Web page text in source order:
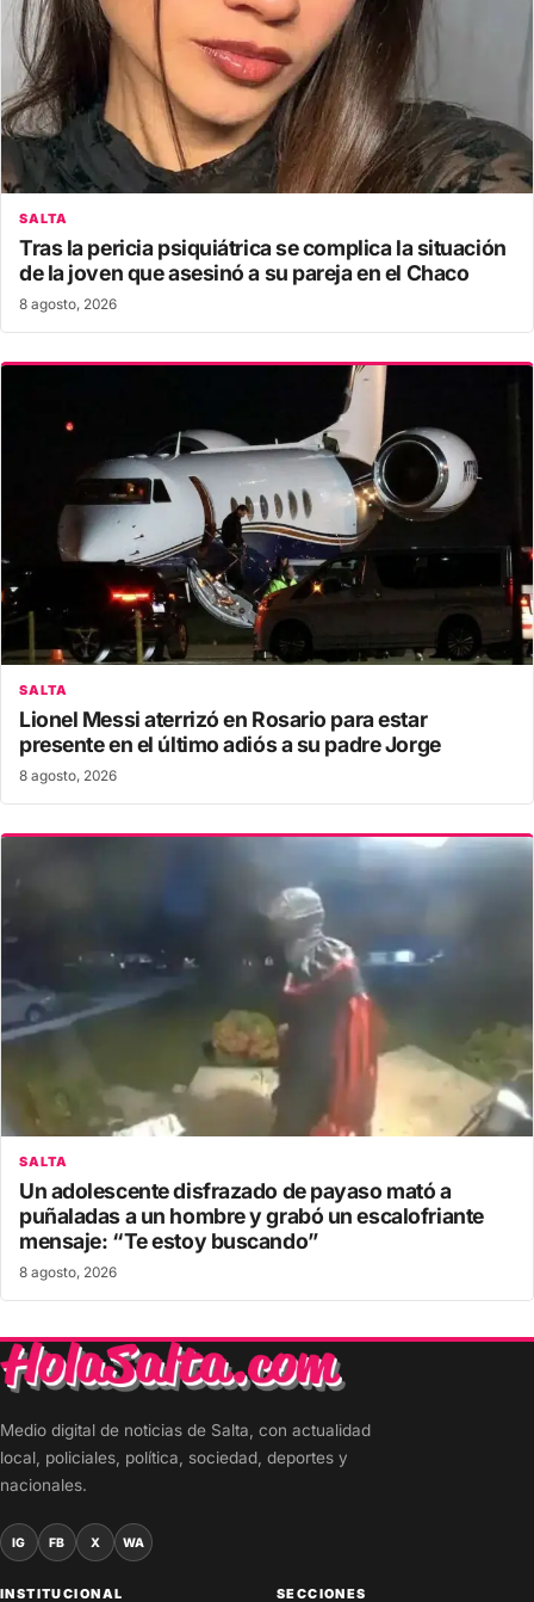
SALTA
Tras la pericia psiquiátrica se complica la situación
de la joven que asesinó a su pareja en el Chaco
8 agosto, 2026
SALTA
Lionel Messi aterrizó en Rosario para estar
presente en el último adiós a su padre Jorge
8 agosto, 2026
SALTA
Un adolescente disfrazado de payaso mató a
puñaladas a un hombre y grabó un escalofriante
mensaje: “Te estoy buscando”
8 agosto, 2026
Medio digital de noticias de Salta, con actualidad
local, policiales, política, sociedad, deportes y
nacionales.
IG FB X WA
INSTITUCIONAL SECCIONES